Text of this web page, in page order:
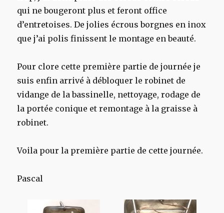
qui ne bougeront plus et feront office
d’entretoises. De jolies écrous borgnes en inox
que j’ai polis finissent le montage en beauté.
Pour clore cette première partie de journée je
suis enfin arrivé à débloquer le robinet de
vidange de la bassinelle, nettoyage, rodage de
la portée conique et remontage à la graisse à
robinet.
Voila pour la première partie de cette journée.
Pascal